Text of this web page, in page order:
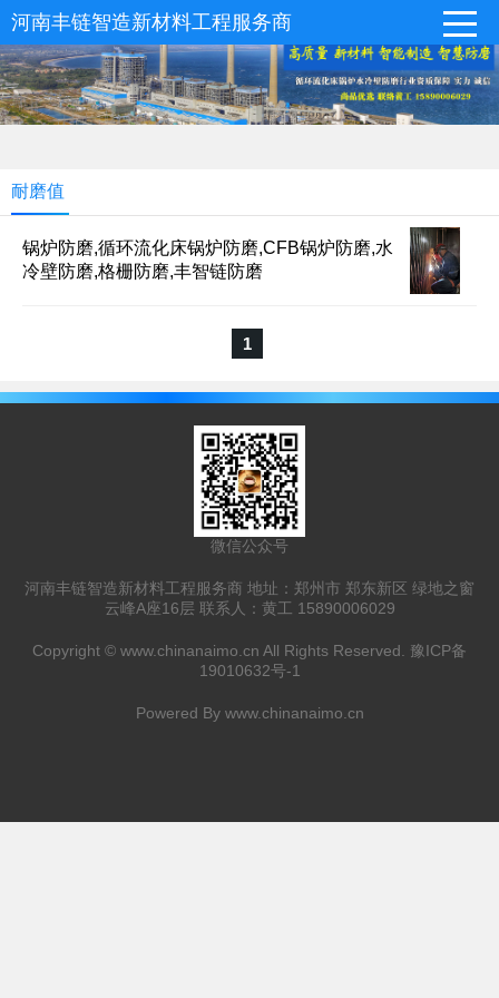
河南丰链智造新材料工程服务商
耐磨值
锅炉防磨,循环流化床锅炉防磨,CFB锅炉防磨,水
冷壁防磨,格栅防磨,丰智链防磨
1
微信公众号
河南丰链智造新材料工程服务商 地址：郑州市 郑东新区 绿地之窗
云峰A座16层 联系人：黄工 15890006029
Copyright © www.chinanaimo.cn All Rights Reserved. 豫ICP备
19010632号-1
Powered By www.chinanaimo.cn